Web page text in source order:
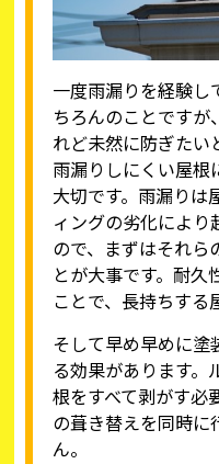
一度雨漏りを経験し
ちろんのことですが
れど未然に防ぎたい
雨漏りしにくい屋根
大切です。雨漏りは
ィングの劣化により
ので、まずはそれら
とが大事です。耐久
ことで、長持ちする
そして早め早めに塗
る効果があります。
根をすべて剥がす必
の葺き替えを同時に
ん。